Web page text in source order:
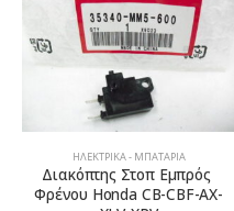
ΗΛΕΚΤΡΙΚΆ - ΜΠΑΤΑΡΊΑ
Διακόπτης Στoπ Εμπρός
Φρένου Honda CB-CBF-AX-